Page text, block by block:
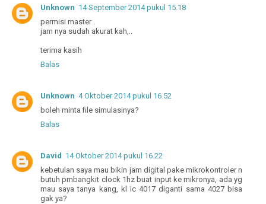
Unknown 14 September 2014 pukul 15.18
permisi master .
jam nya sudah akurat kah,..
terima kasih
Balas
Unknown 4 Oktober 2014 pukul 16.52
boleh minta file simulasinya?
Balas
David 14 Oktober 2014 pukul 16.22
kebetulan saya mau bikin jam digital pake mikrokontroler n
butuh pmbangkit clock 1hz buat input ke mikronya, ada yg
mau saya tanya kang, kl ic 4017 diganti sama 4027 bisa
gak ya?